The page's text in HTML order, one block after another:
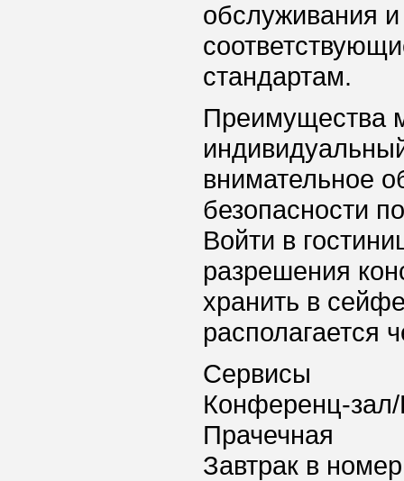
обслуживания
стандартам.
Преимущества
внимательное
безопасности
Войти в
разрешения
хранить в
располагается
Сервисы
Конференц-
Прачечная
Завтрак в номер